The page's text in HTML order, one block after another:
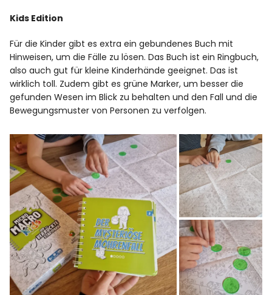
Kids Edition
Für die Kinder gibt es extra ein gebundenes Buch mit
Hinweisen, um die Fälle zu lösen. Das Buch ist ein Ringbuch,
also auch gut für kleine Kinderhände geeignet. Das ist
wirklich toll. Zudem gibt es grüne Marker, um besser die
gefunden Wesen im Blick zu behalten und den Fall und die
Bewegungsmuster von Personen zu verfolgen.